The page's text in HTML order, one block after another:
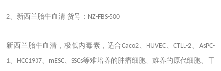
2、新西兰胎牛血清 货号： NZ-FBS-500
新西兰胎牛血清，极低内毒素，适合Caco2、 HUVEC 、CTLL-2 、 AsPC-
1、 HCC1937、 mESC、SSCs等难培养的肿瘤细胞、难养的原代细胞、干